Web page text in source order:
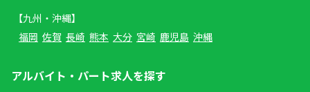
【九州・沖縄】
福岡 佐賀 長崎 熊本 大分 宮崎 鹿児島 沖縄
アルバイト・パート求人を探す